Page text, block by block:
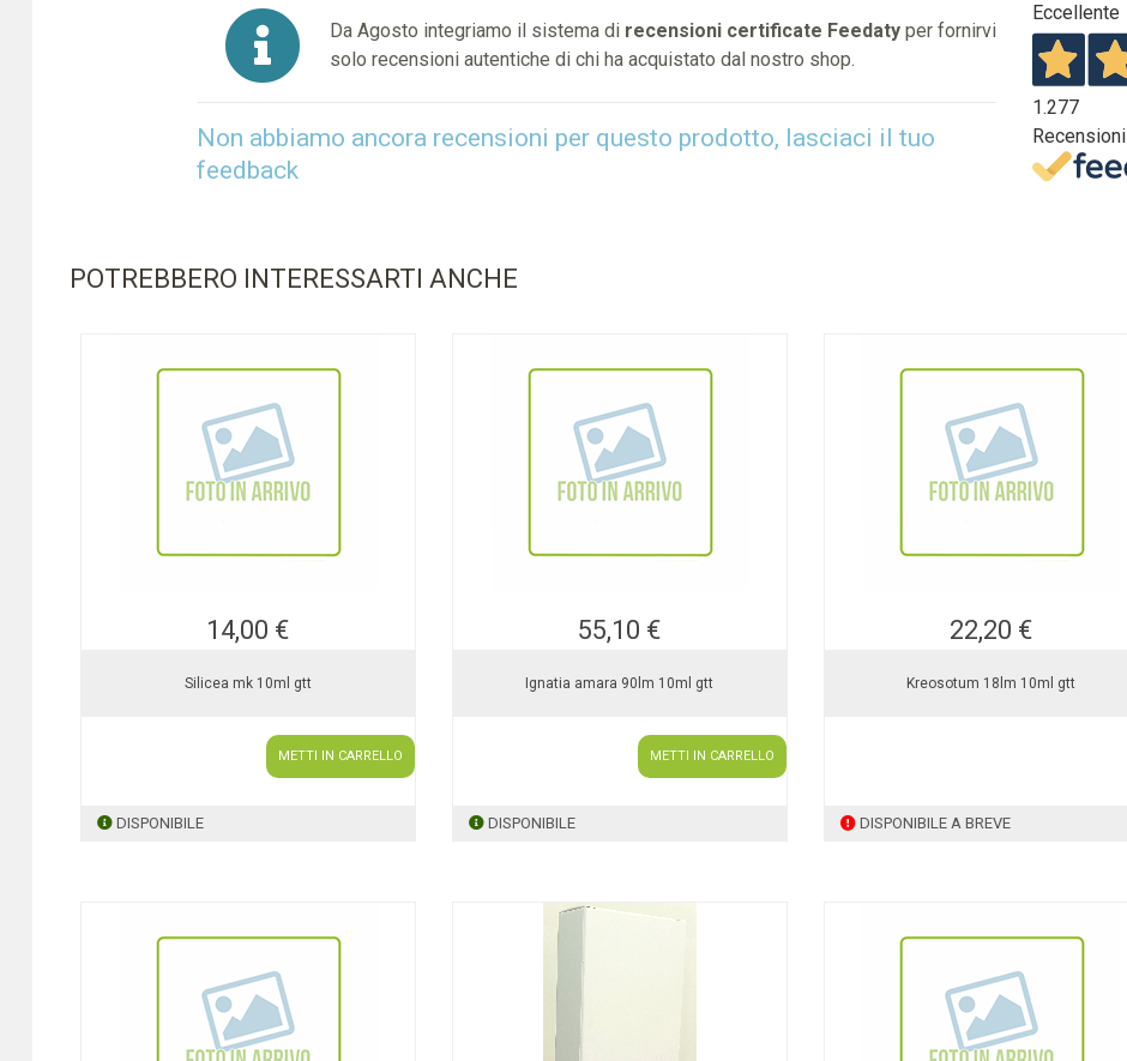
Da Agosto integriamo il sistema di recensioni certificate Feedatyper fornirvi
solo recensioni autentiche di chi ha acquistato dal nostro shop.
Non abbiamo ancora recensioni per questo prodotto, lasciaci il tuo
feedback
Eccellente
1.277
Recensioni
POTREBBERO INTERESSARTI ANCHE
14,00 €
Silicea mk 10ml gtt
METTI IN CARRELLO
DISPONIBILE
55,10 €
Ignatia amara 90lm 10ml gtt
METTI IN CARRELLO
DISPONIBILE
22,20 €
Kreosotum 18lm 10ml gtt
DISPONIBILE A BREVE